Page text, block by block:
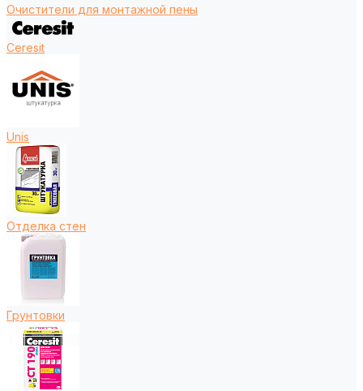
Очистители для монтажной пены
Ceresit
Unis
Отделка стен
Грунтовки